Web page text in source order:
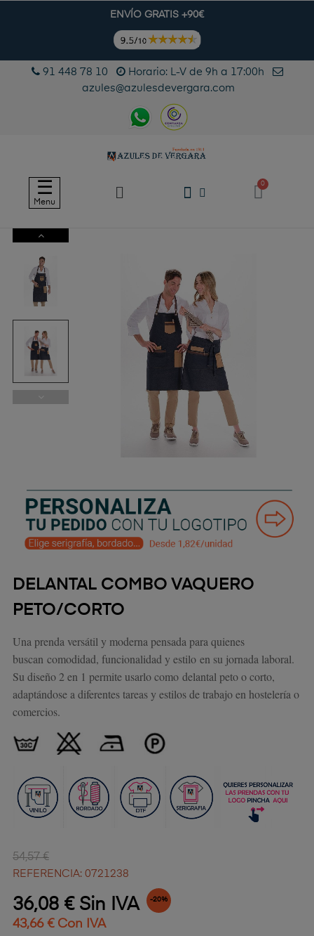
ENVÍO GRATIS +90€
91 448 78 10
Horario: L-V de 9h a 17:00h
azules@azulesdevergara.com
Navegación
de
palanca
☰
Menu
DELANTAL COMBO VAQUERO
PETO/CORTO
Una prenda versátil y moderna pensada para quienes
buscan comodidad, funcionalidad y estilo en su jornada laboral.
Su diseño 2 en 1 permite usarlo como delantal peto o corto,
adaptándose a diferentes tareas y estilos de trabajo en hostelería o
comercios.
54,57 €
REFERENCIA: 0721238
36,08 € Sin IVA -20%
43,66 € Con IVA